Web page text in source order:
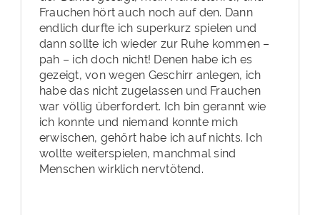
Frauchen hört auch noch auf den. Dann
endlich durfte ich superkurz spielen und
dann sollte ich wieder zur Ruhe kommen –
pah – ich doch nicht! Denen habe ich es
gezeigt, von wegen Geschirr anlegen, ich
habe das nicht zugelassen und Frauchen
war völlig überfordert. Ich bin gerannt wie
ich konnte und niemand konnte mich
erwischen, gehört habe ich auf nichts. Ich
wollte weiterspielen, manchmal sind
Menschen wirklich nervtötend.